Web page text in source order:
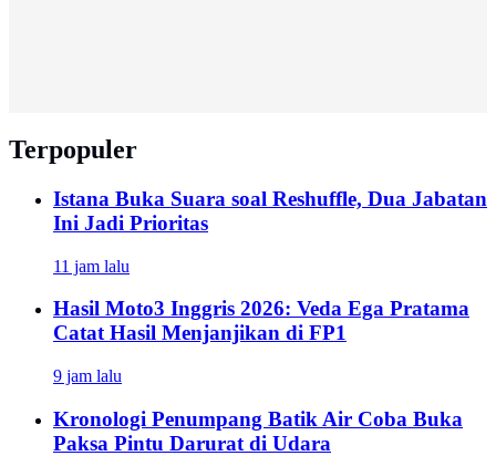
Terpopuler
Istana Buka Suara soal Reshuffle, Dua Jabatan
Ini Jadi Prioritas
11 jam lalu
Hasil Moto3 Inggris 2026: Veda Ega Pratama
Catat Hasil Menjanjikan di FP1
9 jam lalu
Kronologi Penumpang Batik Air Coba Buka
Paksa Pintu Darurat di Udara